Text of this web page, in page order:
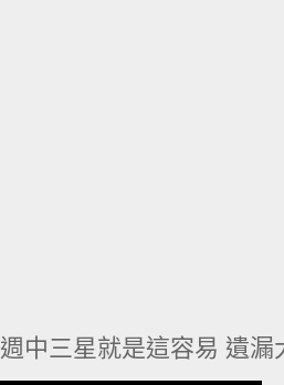
中三星就是這容易 遺漏